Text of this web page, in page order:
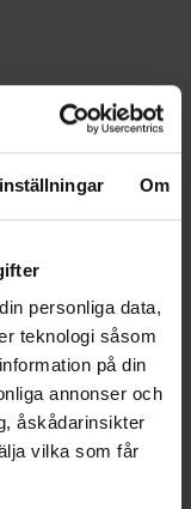
Om
personliga data,
teknologi såsom
på din
annonser och
åskådarinsikter
vilka som får